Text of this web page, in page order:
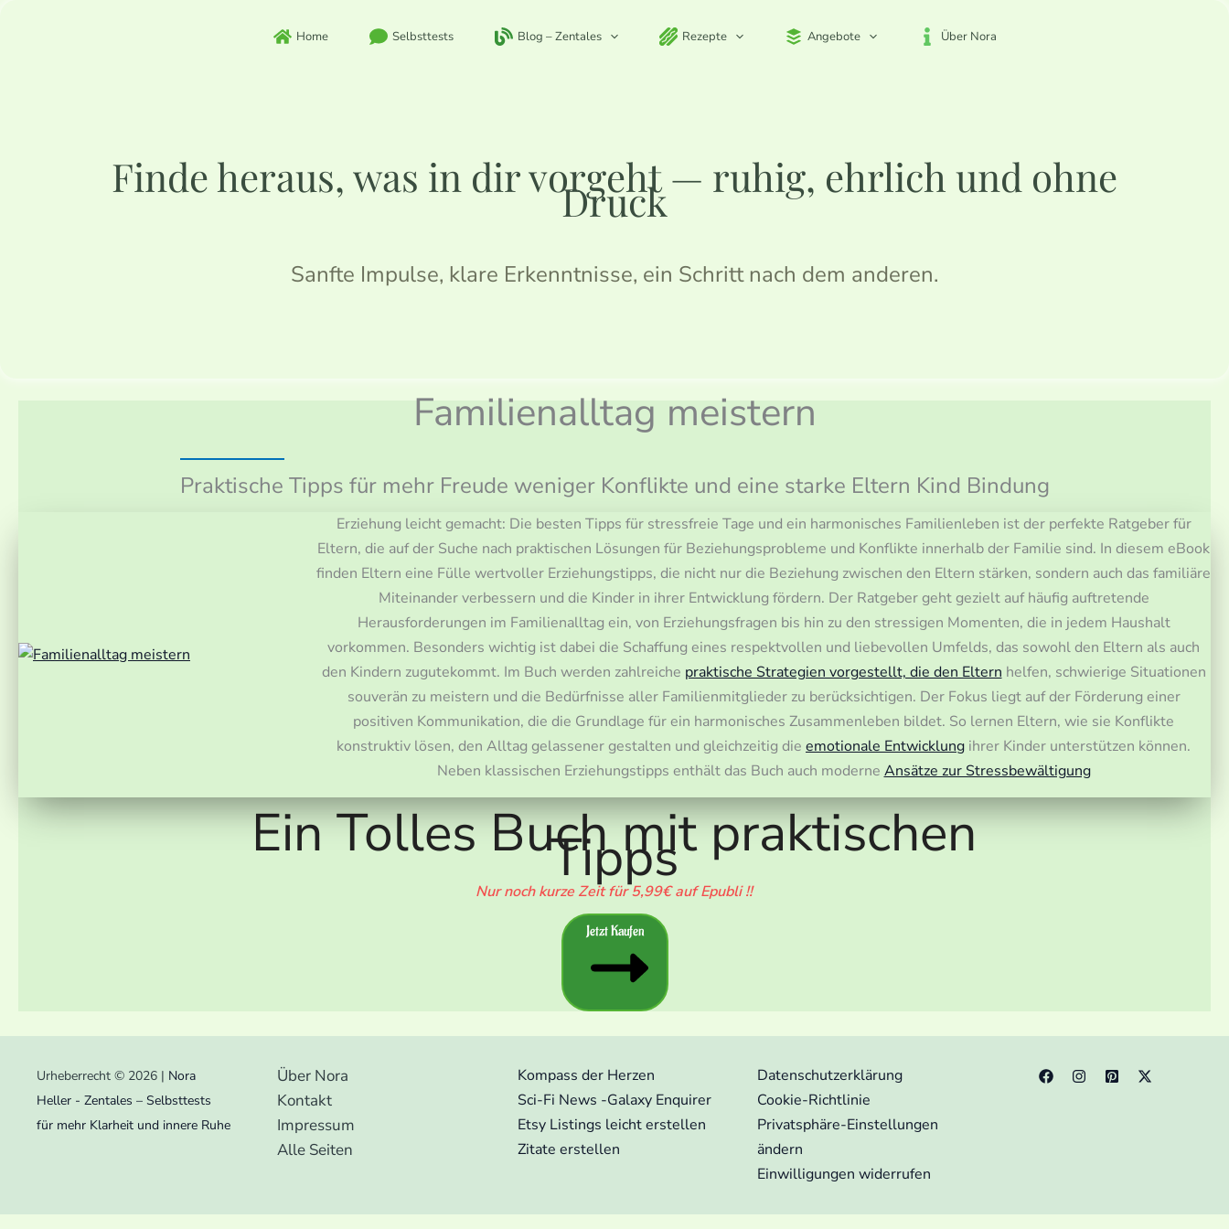
Home Selbsttests Blog – Zentales Rezepte Angebote Über Nora
Finde heraus, was in dir vorgeht — ruhig, ehrlich und ohne
Druck
Sanfte Impulse, klare Erkenntnisse, ein Schritt nach dem anderen.
Familienalltag meistern
Praktische Tipps für mehr Freude weniger Konflikte und eine starke Eltern Kind Bindung
Erziehung leicht gemacht: Die besten Tipps für stressfreie Tage und ein harmonisches Familienleben ist der perfekte Ratgeber für
Eltern, die auf der Suche nach praktischen Lösungen für Beziehungsprobleme und Konflikte innerhalb der Familie sind. In diesem eBook
finden Eltern eine Fülle wertvoller Erziehungstipps, die nicht nur die Beziehung zwischen den Eltern stärken, sondern auch das familiäre
Miteinander verbessern und die Kinder in ihrer Entwicklung fördern. Der Ratgeber geht gezielt auf häufig auftretende
Herausforderungen im Familienalltag ein, von Erziehungsfragen bis hin zu den stressigen Momenten, die in jedem Haushalt
vorkommen. Besonders wichtig ist dabei die Schaffung eines respektvollen und liebevollen Umfelds, das sowohl den Eltern als auch
den Kindern zugutekommt. Im Buch werden zahlreiche praktische Strategien vorgestellt, die den Eltern helfen, schwierige Situationen
souverän zu meistern und die Bedürfnisse aller Familienmitglieder zu berücksichtigen. Der Fokus liegt auf der Förderung einer
positiven Kommunikation, die die Grundlage für ein harmonisches Zusammenleben bildet. So lernen Eltern, wie sie Konflikte
konstruktiv lösen, den Alltag gelassener gestalten und gleichzeitig die emotionale Entwicklung ihrer Kinder unterstützen können.
Neben klassischen Erziehungstipps enthält das Buch auch moderne Ansätze zur Stressbewältigung
Ein Tolles Buch mit praktischen
Tipps
Nur noch kurze Zeit für 5,99€ auf Epubli !!
Jetzt Kaufen
Urheberrecht © 2026 | Nora
Heller - Zentales – Selbsttests
für mehr Klarheit und innere Ruhe
Über Nora
Kontakt
Impressum
Alle Seiten
Kompass der Herzen
Sci-Fi News -Galaxy Enquirer
Etsy Listings leicht erstellen
Zitate erstellen
Datenschutzerklärung
Cookie-Richtlinie
Privatsphäre-Einstellungen
ändern
Einwilligungen widerrufen